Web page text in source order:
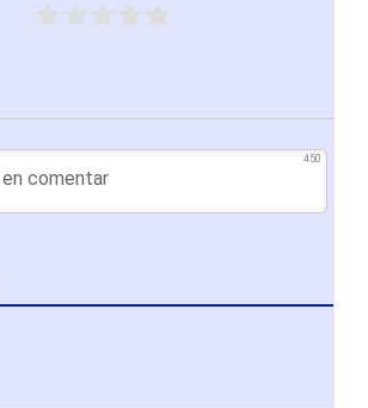
450